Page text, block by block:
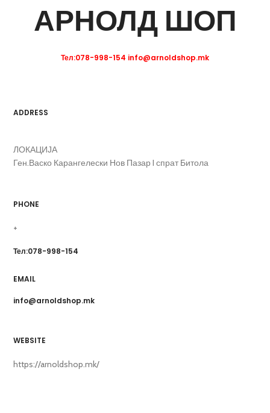
АРНОЛД ШОП
Тел:078-998-154 info@arnoldshop.mk
ADDRESS
ЛОКАЦИЈА
Ген.Васко Карангелески Нов Пазар I спрат Битола
PHONE
+
Тел:078-998-154
EMAIL
info@arnoldshop.mk
WEBSITE
https://arnoldshop.mk/